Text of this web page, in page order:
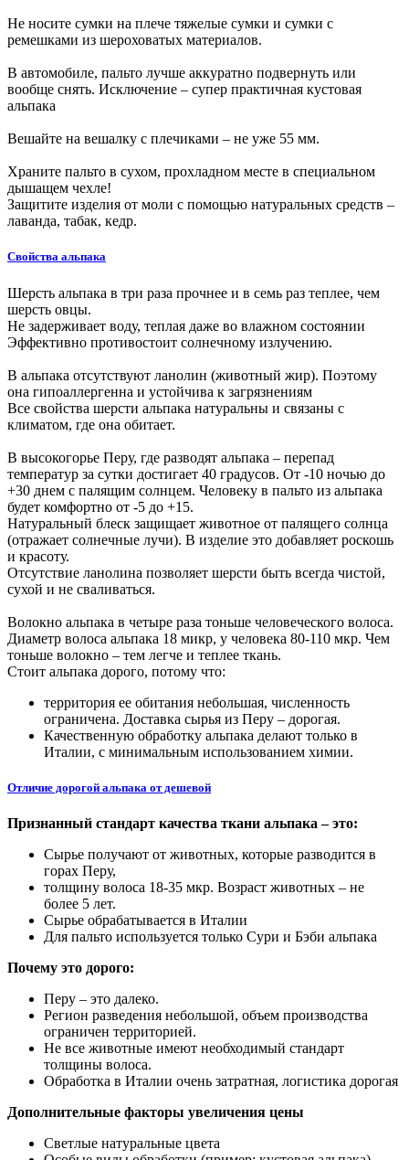
Не носите сумки на плече тяжелые сумки и сумки с
ремешками из шероховатых материалов.
В автомобиле, пальто лучше аккуратно подвернуть или
вообще снять. Исключение – супер практичная кустовая
альпака
Вешайте на вешалку с плечиками – не уже 55 мм.
Храните пальто в сухом, прохладном месте в специальном
дышащем чехле!
Защитите изделия от моли с помощью натуральных средств –
лаванда, табак, кедр.
Свойства альпака
Шерсть альпака в три раза прочнее и в семь раз теплее, чем
шерсть овцы.
Не задерживает воду, теплая даже во влажном состоянии
Эффективно противостоит солнечному излучению.
В альпака отсутствуют ланолин (животный жир). Поэтому
она гипоаллергенна и устойчива к загрязнениям
Все свойства шерсти альпака натуральны и связаны с
климатом, где она обитает.
В высокогорье Перу, где разводят альпака – перепад
температур за сутки достигает 40 градусов. От -10 ночью до
+30 днем с палящим солнцем. Человеку в пальто из альпака
будет комфортно от -5 до +15.
Натуральный блеск защищает животное от палящего солнца
(отражает солнечные лучи). В изделие это добавляет роскошь
и красоту.
Отсутствие ланолина позволяет шерсти быть всегда чистой,
сухой и не сваливаться.
Волокно альпака в четыре раза тоньше человеческого волоса.
Диаметр волоса альпака 18 микр, у человека 80-110 мкр. Чем
тоньше волокно – тем легче и теплее ткань.
Стоит альпака дорого, потому что:
территория ее обитания небольшая, численность
ограничена. Доставка сырья из Перу – дорогая.
Качественную обработку альпака делают только в
Италии, с минимальным использованием химии.
Отличие дорогой альпака от дешевой
Признанный стандарт качества ткани альпака – это:
Сырье получают от животных, которые разводится в
горах Перу,
толщину волоса 18-35 мкр. Возраст животных – не
более 5 лет.
Сырье обрабатывается в Италии
Для пальто используется только Сури и Бэби альпака
Почему это дорого:
Перу – это далеко.
Регион разведения небольшой, объем производства
ограничен территорией.
Не все животные имеют необходимый стандарт
толщины волоса.
Обработка в Италии очень затратная, логистика дорогая
Дополнительные факторы увеличения цены
Светлые натуральные цвета